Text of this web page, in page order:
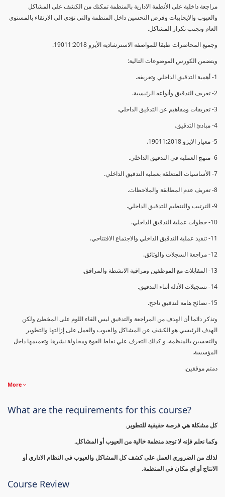
مراجعة داخلية على الأنظمة الادارية بالمنظمة تمكنك من الكشف على المشاكل
والعيوب والايجابيات وفرص التحسين داخل المنظمة والتي تؤدي الي الارتقاء بالمستوي
العام وتجنب تكرار المشاكل.
وجميع المحاضرات طبقا للمواصفة الاسترشادية الأيزو 19011:2018.
ويتضمن الكورس الموضوعات التالية:
1- أهمية التدقيق الداخلي وتعريفه.
2- تعريف التدقيق وأنواعه الرئيسية.
3- تعريفات ومفاهيم عن التدقيق الداخلي.
4- مبادئ التدقيق.
5- معيار الايزو 19011:2018.
6- منهج العملية في التدقيق الداخلي.
7- الأساسيات المتعلقة بعملية التدقيق الداخلي.
8- تعريف عدم المطابقة والملاحظات.
9- الترتيب والتنظيم للتدقيق الداخلي.
10- خطوات عملية التدقيق الداخلي.
11- تنفيذ عملية التدقيق الداخلي والاجتماع الافتتاحي.
12- مراجعة السجلات والوثائق.
13- المقابلات مع الموظفين ومراقبة الانشطة والمرافق.
14- تسجيلات الأدلة أثناء التدقيق.
15- نصائح هامة لتدقيق ناجح.
وتذكر دائما أن الهدف من المراجعة والتدقيق ليس القاء اللوم على المخطئ ولكن
الهدف الرئيسي هو الكشف عن المشاكل والعيوب والعمل على إزالتها والتطوير
والتحسين بالمنظمة. و كذلك التعرف علي نقاط القوة ومحاولة نشرها وتعميمها داخل
المؤسسة.
دمتم موفقين.
More
What are the requirements for this course?
كل مشكلة هي فرصة حقيقية للتطوير.
وكما نعلم فإنه لا توجد منظمة خالية من العيوب أو المشاكل.
لذلك من الضروري العمل على كشف كل المشاكل والعيوب في النظام الاداري أو
الانتاج أو اي مكان في المنظمة.
Course Review